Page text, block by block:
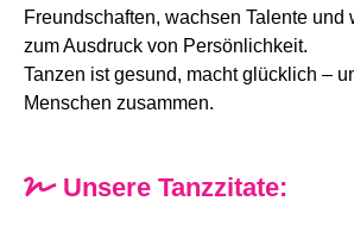
Freundschaften, wachsen Talente und
zum Ausdruck von Persönlichkeit.
Tanzen ist gesund, macht glücklich –
Menschen zusammen.
Unsere Tanzzitate: